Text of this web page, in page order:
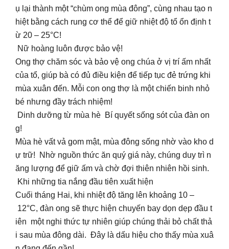
ụ lại thành một “chùm ong mùa đông”, cùng nhau tạo n
hiệt bằng cách rung cơ thể để giữ nhiệt độ tổ ổn định t
ừ 20 – 25°C!
Nữ hoàng luôn được bảo vệ!
Ong thợ chăm sóc và bảo vệ ong chúa ở vị trí ấm nhất
của tổ, giúp bà có đủ điều kiện để tiếp tục đẻ trứng khi
mùa xuân đến. Mỗi con ong thợ là một chiến binh nhỏ
bé nhưng đầy trách nhiệm!
Dinh dưỡng từ mùa hè Bí quyết sống sót của đàn on
g!
Mùa hè vất vả gom mật, mùa đông sống nhờ vào kho d
ự trữ! Nhờ nguồn thức ăn quý giá này, chúng duy trì n
ăng lượng để giữ ấm và chờ đợi thiên nhiên hồi sinh.
Khi những tia nắng đầu tiên xuất hiện
Cuối tháng Hai, khi nhiệt độ tăng lên khoảng 10 –
12°C, đàn ong sẽ thực hiện chuyến bay dọn dẹp đầu t
iên một nghi thức tự nhiên giúp chúng thải bỏ chất thả
i sau mùa đông dài. Đây là dấu hiệu cho thấy mùa xuâ